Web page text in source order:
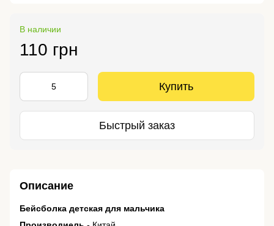
В наличии
110 грн
Купить
Быстрый заказ
Описание
Бейсболка детская для мальчика